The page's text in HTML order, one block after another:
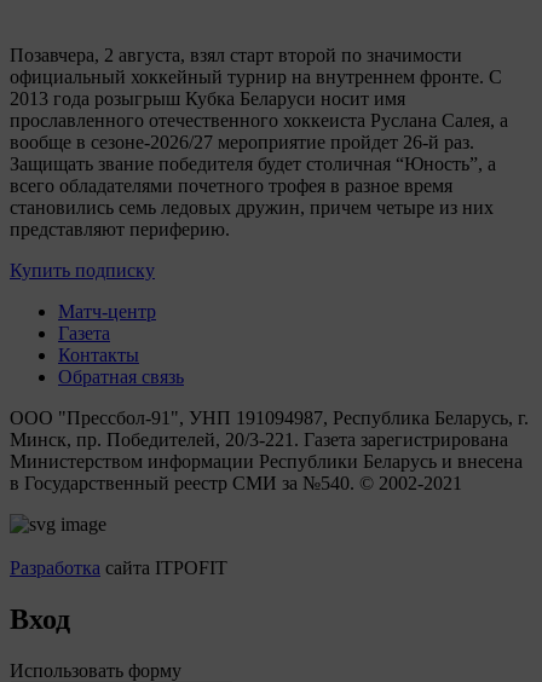
Позавчера, 2 августа, взял старт второй по значимости
официальный хоккейный турнир на внутреннем фронте. C
2013 года розыгрыш Кубка Беларуси носит имя
прославленного отечественного хоккеиста Руслана Салея, а
вообще в сезоне-2026/27 мероприятие пройдет 26-й раз.
Защищать звание победителя будет столичная “Юность”, а
всего обладателями почетного трофея в разное время
становились семь ледовых дружин, причем четыре из них
представляют периферию.
Купить подписку
Матч-центр
Газета
Контакты
Обратная связь
ООО "Прессбол-91", УНП 191094987, Республика Беларусь, г.
Минск, пр. Победителей, 20/3-221. Газета зарегистрирована
Министерством информации Республики Беларусь и внесена
в Государственный реестр СМИ за №540. © 2002-2021
Разработка сайта ITPOFIT
Вход
Использовать форму